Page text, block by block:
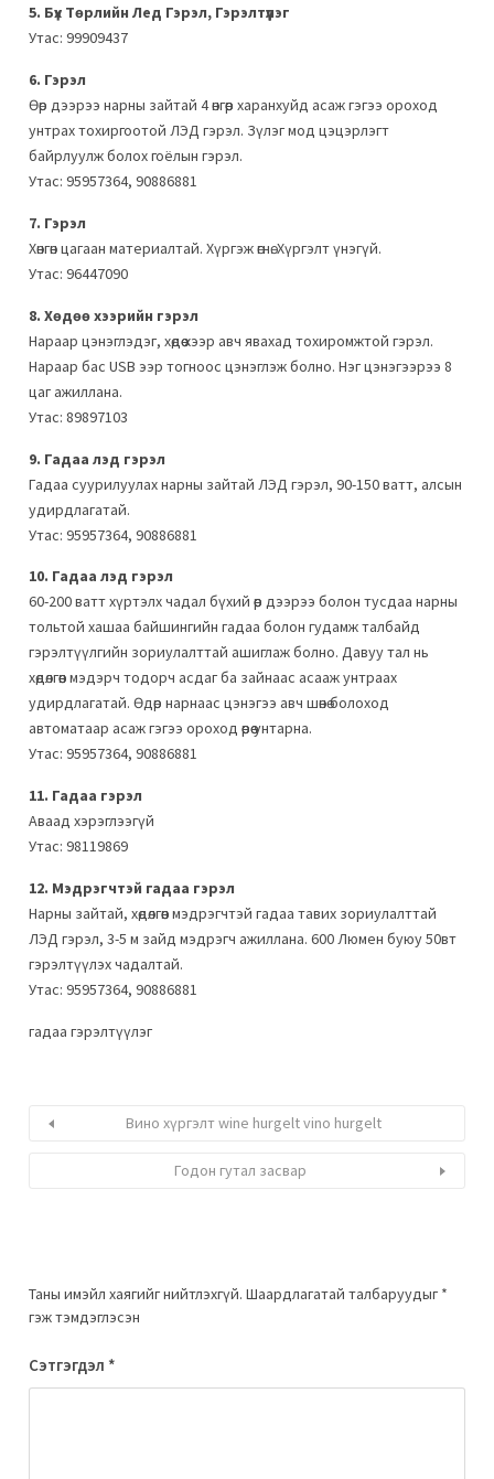
5. Бүх Төрлийн Лед Гэрэл, Гэрэлтүүлэг
Утас: 99909437
6. Гэрэл
Өөр дээрээ нарны зайтай 4 өнгөөр харанхуйд асаж гэгээ ороход
унтрах тохиргоотой ЛЭД гэрэл. Зүлэг мод цэцэрлэгт
байрлуулж болох гоёлын гэрэл.
Утас: 95957364, 90886881
7. Гэрэл
Хөнгөн цагаан материалтай. Хүргэж өгнө. Хүргэлт үнэгүй.
Утас: 96447090
8. Хөдөө хээрийн гэрэл
Нараар цэнэглэдэг, хөдөө хээр авч явахад тохиромжтой гэрэл.
Нараар бас USB ээр тогноос цэнэглэж болно. Нэг цэнэгээрээ 8
цаг ажиллана.
Утас: 89897103
9. Гадаа лэд гэрэл
Гадаа суурилуулах нарны зайтай ЛЭД гэрэл, 90-150 ватт, алсын
удирдлагатай.
Утас: 95957364, 90886881
10. Гадаа лэд гэрэл
60-200 ватт хүртэлх чадал бүхий өөр дээрээ болон тусдаа нарны
тольтой хашаа байшингийн гадаа болон гудамж талбайд
гэрэлтүүлгийн зориулалттай ашиглаж болно. Давуу тал нь
хөдөлгөөн мэдэрч тодорч асдаг ба зайнаас асааж унтраах
удирдлагатай. Өдөр нарнаас цэнэгээ авч шөнө болоход
автоматаар асаж гэгээ ороход өөрөө унтарна.
Утас: 95957364, 90886881
11. Гадаа гэрэл
Аваад хэрэглээгүй
Утас: 98119869
12. Мэдрэгчтэй гадаа гэрэл
Нарны зайтай, хөдөлгөөн мэдрэгчтэй гадаа тавих зориулалттай
ЛЭД гэрэл, 3-5 м зайд мэдрэгч ажиллана. 600 Люмен буюу 50вт
гэрэлтүүлэх чадалтай.
Утас: 95957364, 90886881
гадаа гэрэлтүүлэг
Вино хүргэлт wine hurgelt vino hurgelt
Годон гутал засвар
Таны имэйл хаягийг нийтлэхгүй. Шаардлагатай талбаруудыг *
гэж тэмдэглэсэн
Сэтгэгдэл *